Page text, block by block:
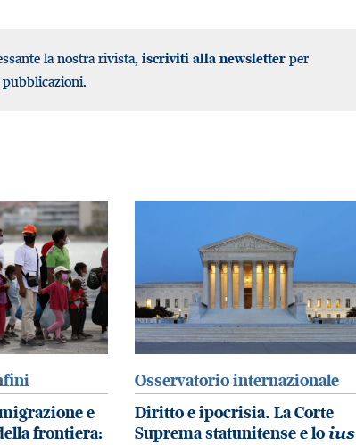
la nostra rivista, iscriviti alla newsletter per
e
frontiera:
Osservatorio internazionale
Diritto e ipocrisia. La Corte
Suprema statunitense e loius